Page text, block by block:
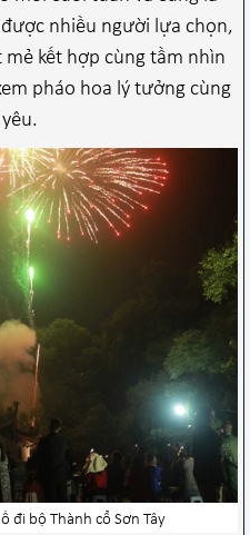
nhiều người lựa chọn,
kết hợp cùng tầm nhìn
pháo hoa lý tưởng cùng
đi bộ Thành cổ Sơn Tây